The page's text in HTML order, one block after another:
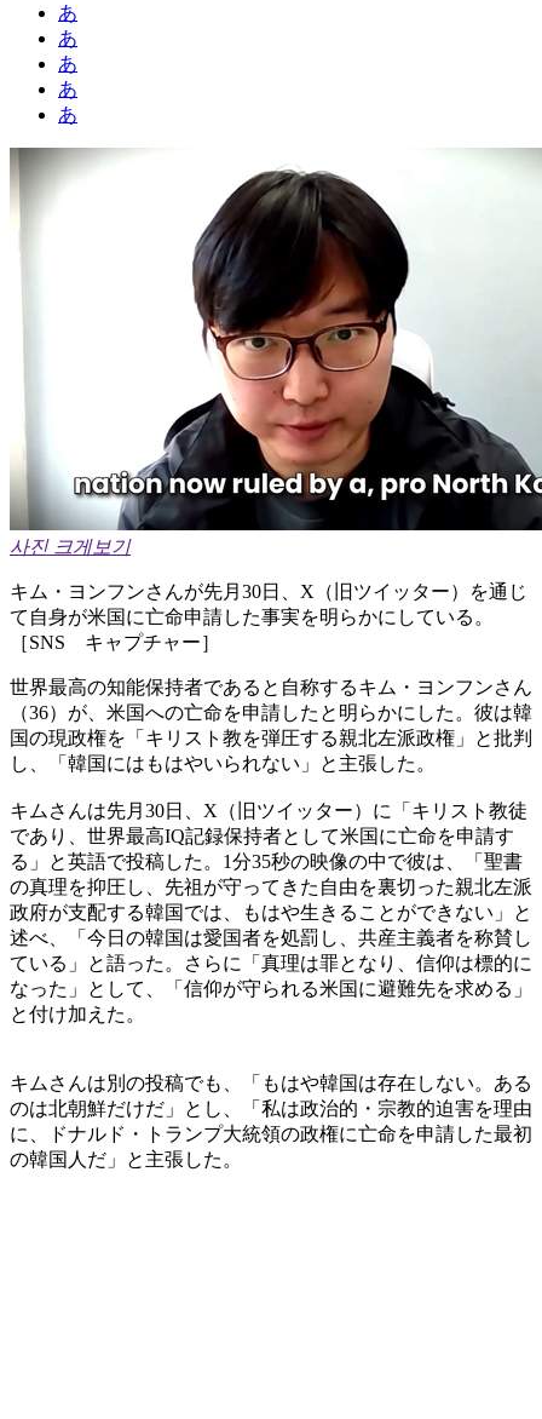
あ
あ
あ
あ
あ
사진 크게보기
キム・ヨンフンさんが先月30日、X（旧ツイッター）を通じ
て自身が米国に亡命申請した事実を明らかにしている。
［SNS キャプチャー］
世界最高の知能保持者であると自称するキム・ヨンフンさん
（36）が、米国への亡命を申請したと明らかにした。彼は韓
国の現政権を「キリスト教を弾圧する親北左派政権」と批判
し、「韓国にはもはやいられない」と主張した。
キムさんは先月30日、X（旧ツイッター）に「キリスト教徒
であり、世界最高IQ記録保持者として米国に亡命を申請す
る」と英語で投稿した。1分35秒の映像の中で彼は、「聖書
の真理を抑圧し、先祖が守ってきた自由を裏切った親北左派
政府が支配する韓国では、もはや生きることができない」と
述べ、「今日の韓国は愛国者を処罰し、共産主義者を称賛し
ている」と語った。さらに「真理は罪となり、信仰は標的に
なった」として、「信仰が守られる米国に避難先を求める」
と付け加えた。
キムさんは別の投稿でも、「もはや韓国は存在しない。ある
のは北朝鮮だけだ」とし、「私は政治的・宗教的迫害を理由
に、ドナルド・トランプ大統領の政権に亡命を申請した最初
の韓国人だ」と主張した。